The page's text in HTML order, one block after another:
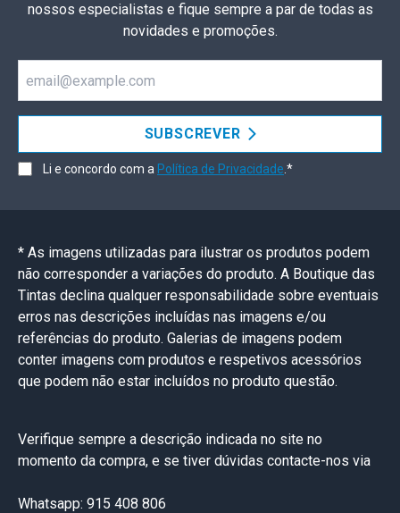
nossos especialistas e fique sempre a par de todas as
novidades e promoções.
SUBSCREVER
Li e concordo com a Política de Privacidade .*
* As imagens utilizadas para ilustrar os produtos podem
não corresponder a variações do produto. A Boutique das
Tintas declina qualquer responsabilidade sobre eventuais
erros nas descrições incluídas nas imagens e/ou
referências do produto. Galerias de imagens podem
conter imagens com produtos e respetivos acessórios
que podem não estar incluídos no produto questão.
Verifique sempre a descrição indicada no site no
momento da compra, e se tiver dúvidas contacte-nos via
Whatsapp: 915 408 806